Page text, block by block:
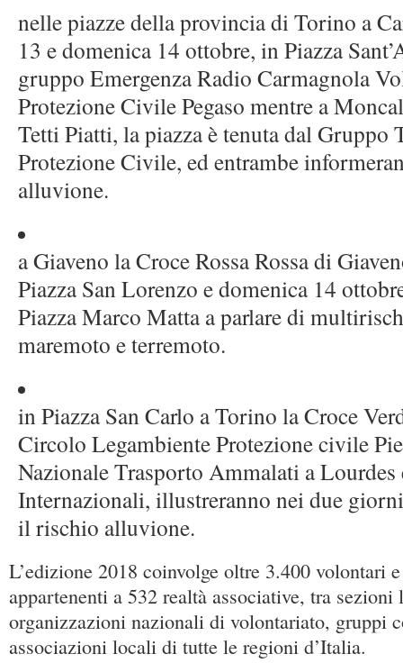
nelle piazze della provincia di Torino a
13 e domenica 14 ottobre, in Piazza
gruppo Emergenza Radio Carmagnola
Protezione Civile Pegaso mentre a
Tetti Piatti, la piazza è tenuta dal Gruppo
Protezione Civile, ed entrambe
alluvione.
a Giaveno la Croce Rossa Rossa di
Piazza San Lorenzo e domenica 14
Piazza Marco Matta a parlare di
maremoto e terremoto.
in Piazza San Carlo a Torino la Croce
Circolo Legambiente Protezione civile
Nazionale Trasporto Ammalati a Lourdes
Internazionali, illustreranno nei due
il rischio alluvione.
L’edizione 2018 coinvolge oltre 3.400 volontari
appartenenti a 532 realtà associative, tra
organizzazioni nazionali di volontariato, gruppi
associazioni locali di tutte le regioni d’Italia.